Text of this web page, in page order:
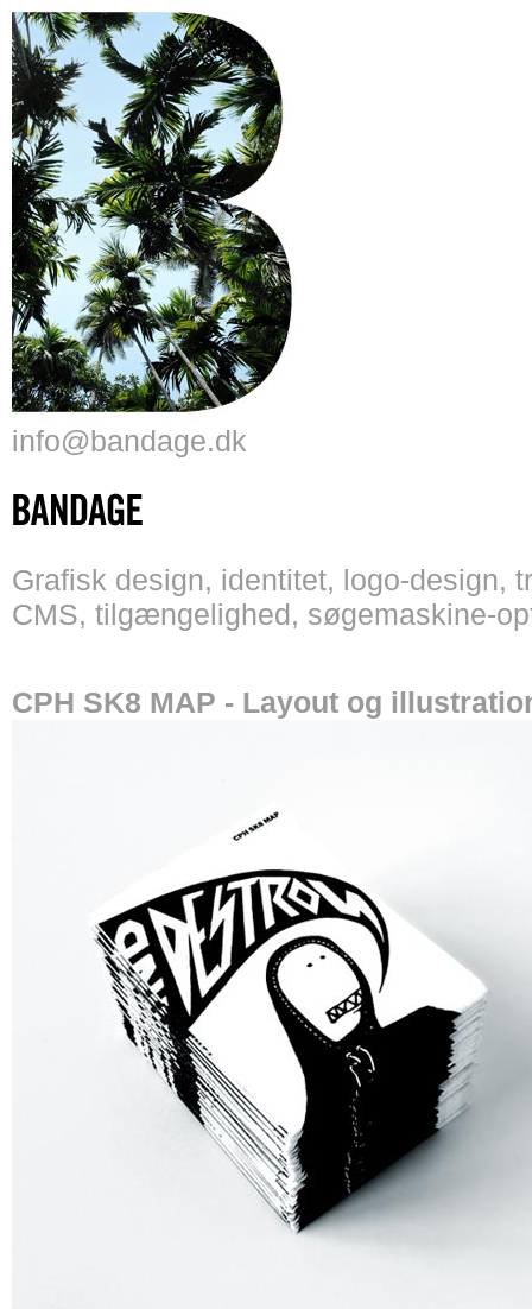
info@bandage.dk
Grafisk design, identitet, logo-design,
CMS, tilgængelighed, søgemaskine-
CPH SK8 MAP - Layout og